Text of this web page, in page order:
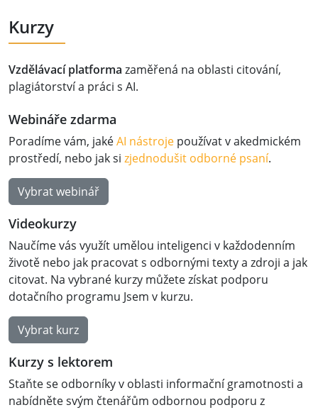
Kurzy
Vzdělávací platforma zaměřená na oblasti citování,
plagiátorství a práci s AI.
Webináře zdarma
Poradíme vám, jakéAI nástroje používat v akedmickém
prostředí, nebo jak si zjednodušit odborné psaní.
Vybrat webinář
Videokurzy
Naučíme vás využít umělou inteligenci v každodenním
životě nebo jak pracovat s odbornými texty a zdroji a jak
citovat. Na vybrané kurzy můžete získat podporu
dotačního programu Jsem v kurzu.
Vybrat kurz
Kurzy s lektorem
Staňte se odborníky v oblasti informační gramotnosti a
nabídněte svým čtenářům odbornou podporu z